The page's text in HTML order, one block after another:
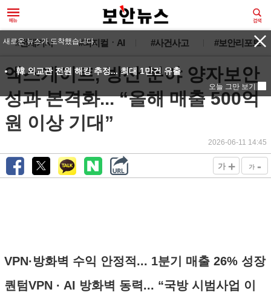
#전체기사 #피지컬ㆍAI #사건사고 #보안리포트
엑스게이트, 방산 분야 양자보안
성과 본격화... “올해 매출 500억
원 이상 기대”
2026-06-11 14:45
가 + 가 -
VPN·방화벽 수익 안정적... 1분기 매출 26% 성장
퀀텀VPN · AI 방화벽 동력... “국방 시범사업 이
새로운 뉴스가 도착했습니다.
韓 외교관 전원 해킹 추정... 최대 1만건 유출
오늘 그만 보기